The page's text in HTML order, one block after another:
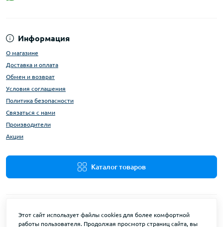
Информация
О магазине
Доставка и оплата
Обмен и возврат
Условия соглашения
Политика безопасности
Связаться с нами
Производители
Акции
Каталог товаров
Этот сайт использует файлы cookies для более комфортной
работы пользователя. Продолжая просмотр страниц сайта, вы